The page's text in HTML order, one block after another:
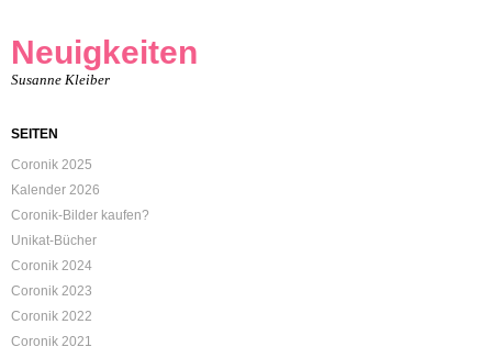
Neuigkeiten
Susanne Kleiber
SEITEN
Coronik 2025
Kalender 2026
Coronik-Bilder kaufen?
Unikat-Bücher
Coronik 2024
Coronik 2023
Coronik 2022
Coronik 2021